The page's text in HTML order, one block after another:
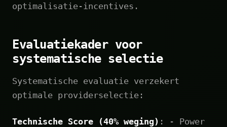
optimalisatie-incentives.
Evaluatiekader voor
systematische selectie
Systematische evaluatie verzekert
optimale providerselectie:
Technische Score (40% weging) : - Power